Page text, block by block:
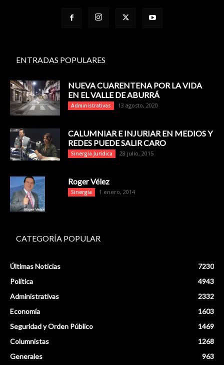
ENTRADAS POPULARES
NUEVA CUARENTENA POR LA VIDA
EN EL VALLE DE ABURRÁ
Administrativas 13 agosto, 2020
CALUMNIAR E INJURIAR EN MEDIOS Y
REDES PUEDE SALIR CARO
Sinergia Jurídica 28 julio, 2015
Roger Vélez
Sinergia 1 enero, 2014
CATEGORÍA POPULAR
Últimas Noticias
7230
Política
4943
Administrativas
2332
Economía
1603
Seguridad y Orden Público
1469
Columnistas
1268
Generales
963